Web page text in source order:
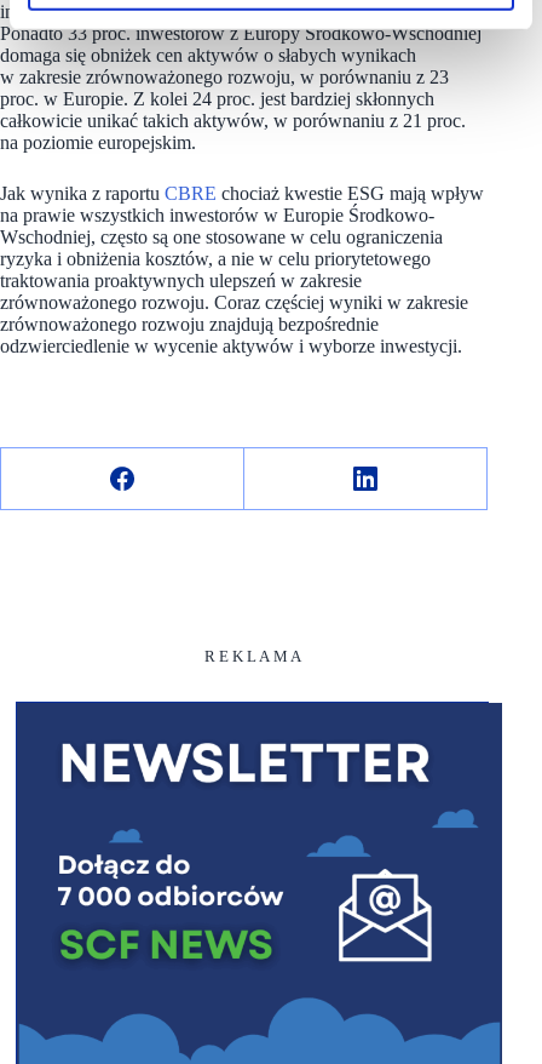
inwestorów z CEE, w porównaniu z 63 proc. w całej Europie.
Ponadto 33 proc. inwestorów z Europy Środkowo-Wschodniej
domaga się obniżek cen aktywów o słabych wynikach
w zakresie zrównoważonego rozwoju, w porównaniu z 23
proc. w Europie. Z kolei 24 proc. jest bardziej skłonnych
całkowicie unikać takich aktywów, w porównaniu z 21 proc.
na poziomie europejskim.
Jak wynika z raportu CBRE chociaż kwestie ESG mają wpływ
na prawie wszystkich inwestorów w Europie Środkowo-
Wschodniej, często są one stosowane w celu ograniczenia
ryzyka i obniżenia kosztów, a nie w celu priorytetowego
traktowania proaktywnych ulepszeń w zakresie
zrównoważonego rozwoju. Coraz częściej wyniki w zakresie
zrównoważonego rozwoju znajdują bezpośrednie
odzwierciedlenie w wycenie aktywów i wyborze inwestycji.
R E K L A M A